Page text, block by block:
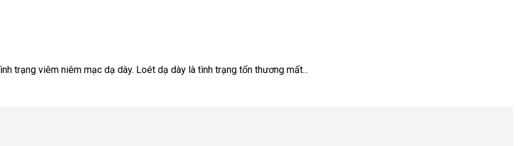
trạng viêm niêm mạc dạ dày. Loét dạ dày là tình trạng tổn thương mất...